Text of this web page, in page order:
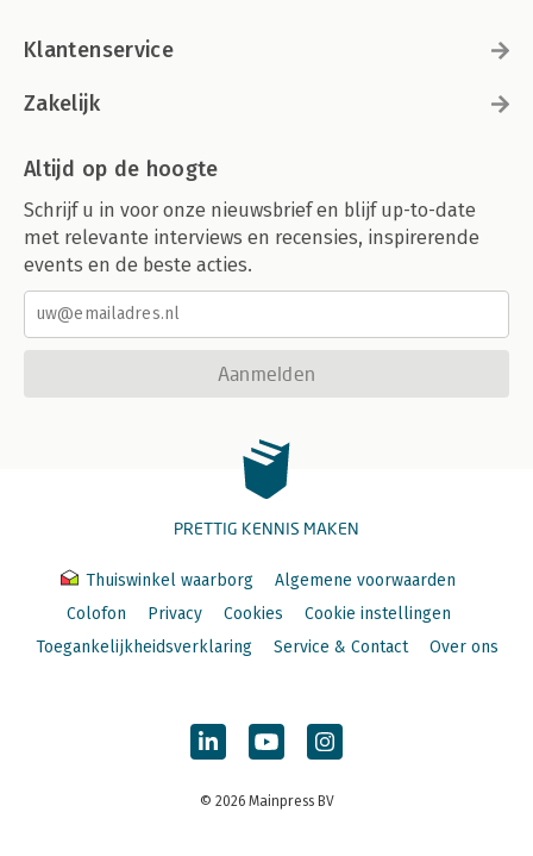
Klantenservice
Zakelijk
Altijd op de hoogte
Schrijf u in voor onze nieuwsbrief en blijf up-to-date
met relevante interviews en recensies, inspirerende
events en de beste acties.
Aanmelden
PRETTIG KENNIS MAKEN
Thuiswinkel waarborg
Algemene voorwaarden
Colofon
Privacy Cookies
Cookie instellingen
Toegankelijkheidsverklaring
Service & Contact Over ons
© 2026 Mainpress BV